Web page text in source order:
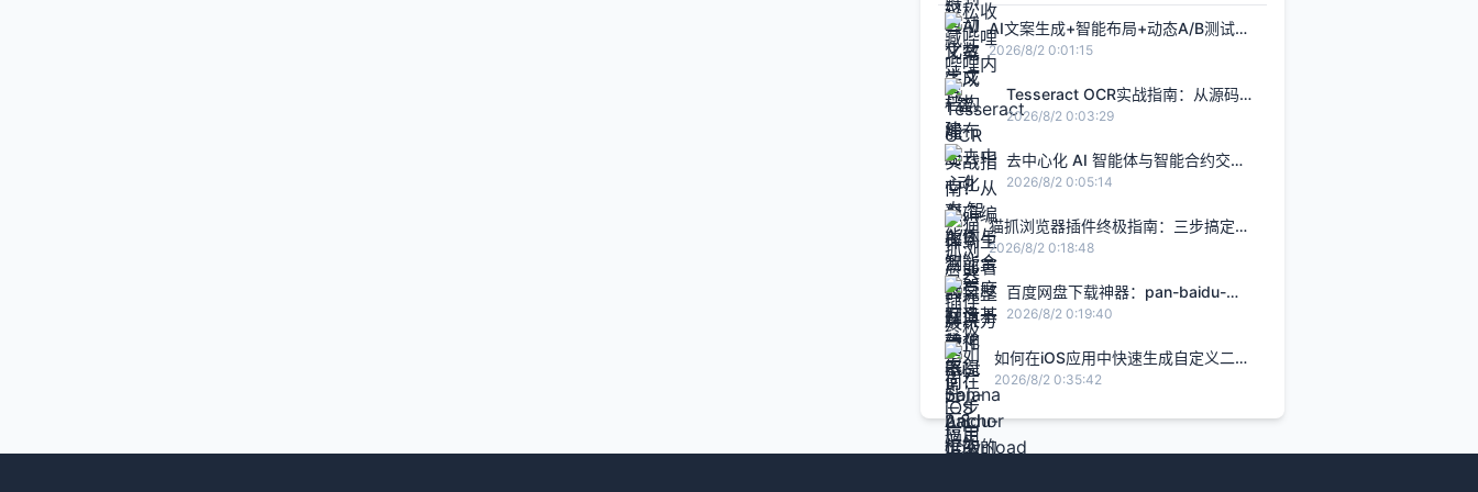
AI文案生成+智能布局+动态A/B测试：
打造转化率提升2.8倍的H5智能设计闭
环，限免内测通道今日关闭
2026/8/2 0:01:15
Tesseract OCR实战指南：从源码编
译到生产部署的完整解决方案
2026/8/2 0:03:29
去中心化 AI 智能体与智能合约交
互：基于 Rust Solana Anchor 框架
2026/8/2 0:05:14
猫抓浏览器插件终极指南：三步搞定网
页视频下载的完整解决方案
2026/8/2 0:18:48
百度网盘下载神器：pan-baidu-
download的终极实战指南
2026/8/2 0:19:40
如何在iOS应用中快速生成自定义二维
码的完整指南
2026/8/2 0:35:42